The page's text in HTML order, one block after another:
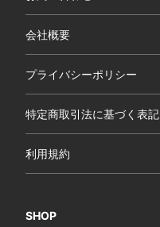
会社概要
プライバシーポリシー
特定商取引法に基づく表記
利用規約
SHOP